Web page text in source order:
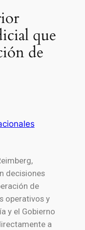
que
de
decisiones
de
operativos y
y el Gobierno
a